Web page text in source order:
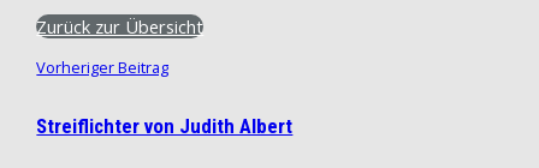
Zurück zur Übersicht
Vorheriger Beitrag
Streiflichter von Judith Albert